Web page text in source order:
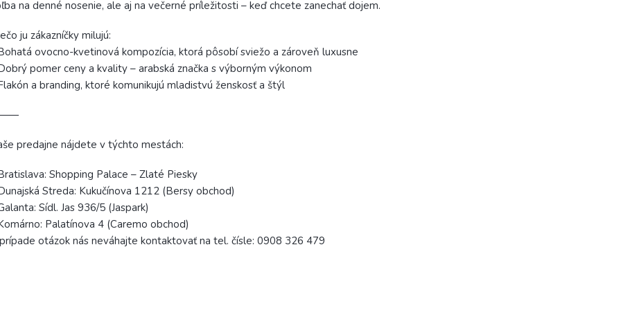
na denné nosenie, ale aj na večerné príležitosti – keď chcete zanechať dojem.
ju zákazníčky milujú:
ovocno-kvetinová kompozícia, ktorá pôsobí sviežo a zároveň luxusne
pomer ceny a kvality – arabská značka s výborným výkonom
a branding, ktoré komunikujú mladistvú ženskosť a štýl
predajne nájdete v týchto mestách:
Shopping Palace – Zlaté Piesky
Streda: Kukučínova 1212 (Bersy obchod)
Sídl. Jas 936/5 (Jaspark)
Palatínova 4 (Caremo obchod)
otázok nás neváhajte kontaktovať na tel. čísle: 0908 326 479